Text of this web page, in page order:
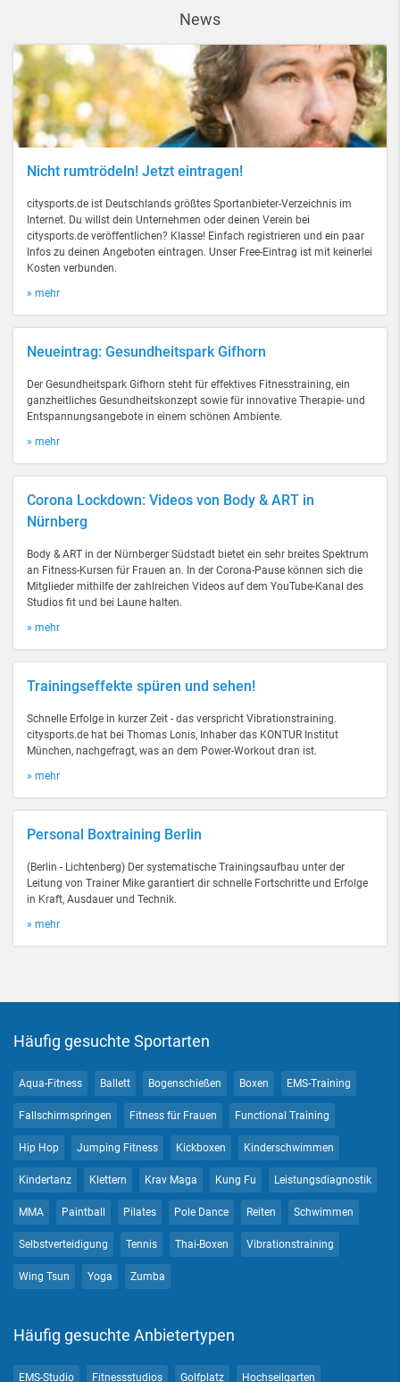
News
Nicht rumtrödeln! Jetzt eintragen!
citysports.de ist Deutschlands größtes Sportanbieter-Verzeichnis im
Internet. Du willst dein Unternehmen oder deinen Verein bei
citysports.de veröffentlichen? Klasse! Einfach registrieren und ein paar
Infos zu deinen Angeboten eintragen. Unser Free-Eintrag ist mit keinerlei
Kosten verbunden.
» mehr
Neueintrag: Gesundheitspark Gifhorn
Der Gesundheitspark Gifhorn steht für effektives Fitnesstraining, ein
ganzheitliches Gesundheitskonzept sowie für innovative Therapie- und
Entspannungsangebote in einem schönen Ambiente.
» mehr
Corona Lockdown: Videos von Body & ART in
Nürnberg
Body & ART in der Nürnberger Südstadt bietet ein sehr breites Spektrum
an Fitness-Kursen für Frauen an. In der Corona-Pause können sich die
Mitglieder mithilfe der zahlreichen Videos auf dem YouTube-Kanal des
Studios fit und bei Laune halten.
» mehr
Trainingseffekte spüren und sehen!
Schnelle Erfolge in kurzer Zeit - das verspricht Vibrationstraining.
citysports.de hat bei Thomas Lonis, Inhaber das KONTUR Institut
München, nachgefragt, was an dem Power-Workout dran ist.
» mehr
Personal Boxtraining Berlin
(Berlin - Lichtenberg) Der systematische Trainingsaufbau unter der
Leitung von Trainer Mike garantiert dir schnelle Fortschritte und Erfolge
in Kraft, Ausdauer und Technik.
» mehr
Häufig gesuchte Sportarten
Aqua-Fitness Ballett Bogenschießen Boxen EMS-Training
Fallschirmspringen Fitness für Frauen Functional Training
Hip Hop Jumping Fitness Kickboxen Kinderschwimmen
Kindertanz Klettern Krav Maga Kung Fu Leistungsdiagnostik
MMA Paintball Pilates Pole Dance Reiten Schwimmen
Selbstverteidigung Tennis Thai-Boxen Vibrationstraining
Wing Tsun Yoga Zumba
Häufig gesuchte Anbietertypen
EMS-Studio Fitnessstudios Golfplatz Hochseilgarten